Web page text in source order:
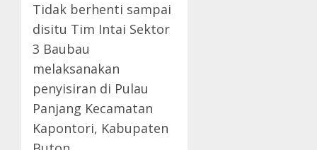
Tidak berhenti sampai
disitu Tim Intai Sektor
3 Baubau
melaksanakan
penyisiran di Pulau
Panjang Kecamatan
Kapontori, Kabupaten